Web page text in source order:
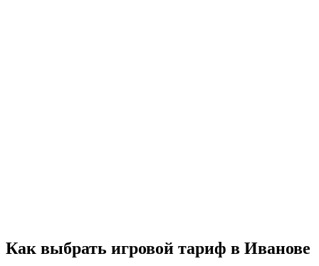
Как выбрать игровой тариф в Иванове